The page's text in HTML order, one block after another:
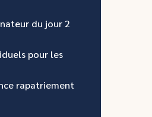
du jour 2
pour les
rapatriement